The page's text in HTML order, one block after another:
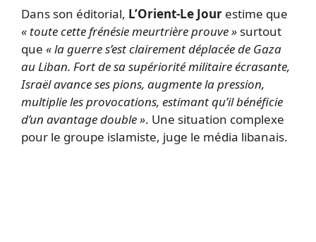
Dans son éditorial, L’Orient-Le Jour estime que
« toute cette frénésie meurtrière prouve » surtout
que « la guerre s’est clairement déplacée de Gaza
au Liban. Fort de sa supériorité militaire écrasante,
Israël avance ses pions, augmente la pression,
multiplie les provocations, estimant qu’il bénéficie
d’un avantage double ». Une situation complexe
pour le groupe islamiste, juge le média libanais.